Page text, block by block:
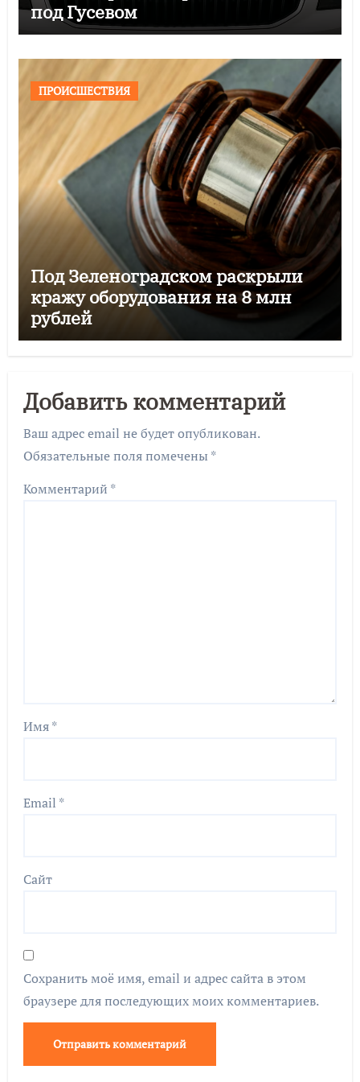
под Гусевом
ПРОИСШЕСТВИЯ
Под Зеленоградском раскрыли
кражу оборудования на 8 млн
рублей
Добавить комментарий
Ваш адрес email не будет опубликован.
Обязательные поля помечены *
Комментарий *
Имя*
Email *
Сайт
Сохранить моё имя, email и адрес сайта в этом
браузере для последующих моих комментариев.